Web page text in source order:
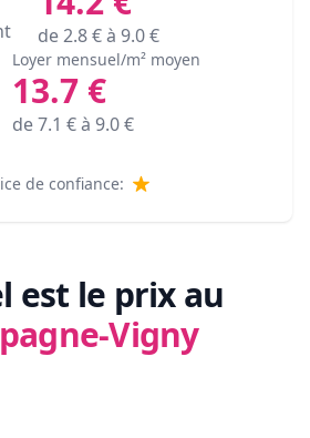
de2.8€ à 9.0€
Loyer mensuel/m² moyen
13.7 €
de7.1 € à 9.0€
de confiance:
est le prix au
Vigny